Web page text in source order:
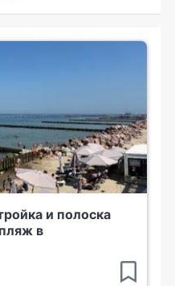
и полоска
в